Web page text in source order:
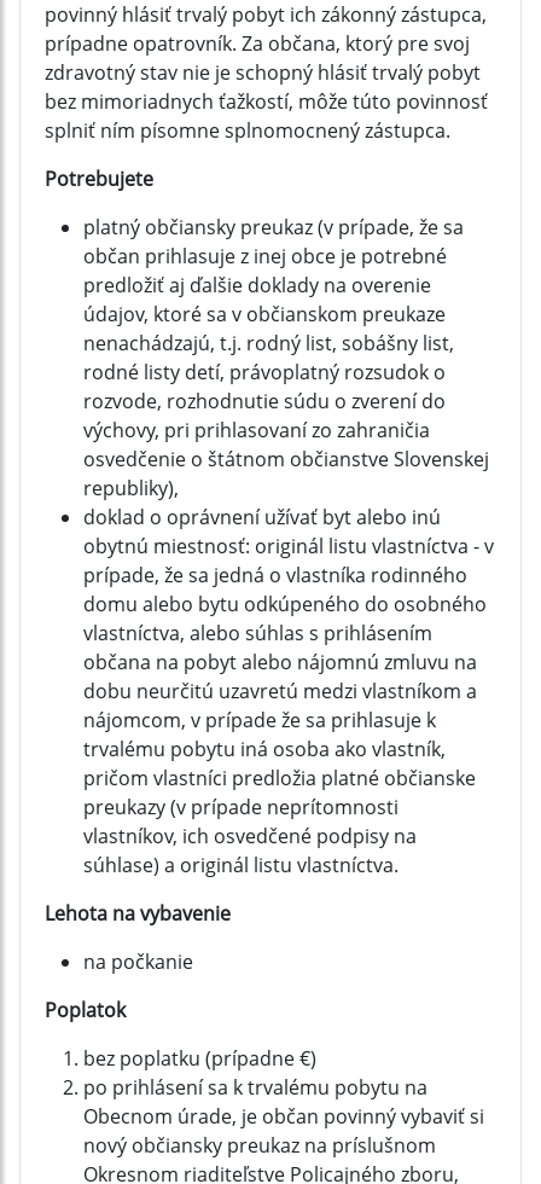
povinný hlásiť trvalý pobyt ich zákonný zástupca,
prípadne opatrovník. Za občana, ktorý pre svoj
zdravotný stav nie je schopný hlásiť trvalý pobyt
bez mimoriadnych ťažkostí, môže túto povinnosť
splniť ním písomne splnomocnený zástupca.
Potrebujete
platný občiansky preukaz (v prípade, že sa
občan prihlasuje z inej obce je potrebné
predložiť aj ďalšie doklady na overenie
údajov, ktoré sa v občianskom preukaze
nenachádzajú, t.j. rodný list, sobášny list,
rodné listy detí, právoplatný rozsudok o
rozvode, rozhodnutie súdu o zverení do
výchovy, pri prihlasovaní zo zahraničia
osvedčenie o štátnom občianstve Slovenskej
republiky),
doklad o oprávnení užívať byt alebo inú
obytnú miestnosť: originál listu vlastníctva - v
prípade, že sa jedná o vlastníka rodinného
domu alebo bytu odkúpeného do osobného
vlastníctva, alebo súhlas s prihlásením
občana na pobyt alebo nájomnú zmluvu na
dobu neurčitú uzavretú medzi vlastníkom a
nájomcom, v prípade že sa prihlasuje k
trvalému pobytu iná osoba ako vlastník,
pričom vlastníci predložia platné občianske
preukazy (v prípade neprítomnosti
vlastníkov, ich osvedčené podpisy na
súhlase) a originál listu vlastníctva.
Lehota na vybavenie
na počkanie
Poplatok
bez poplatku (prípadne €)
po prihlásení sa k trvalému pobytu na
Obecnom úrade, je občan povinný vybaviť si
nový občiansky preukaz na príslušnom
Okresnom riaditeľstve Policajného zboru,